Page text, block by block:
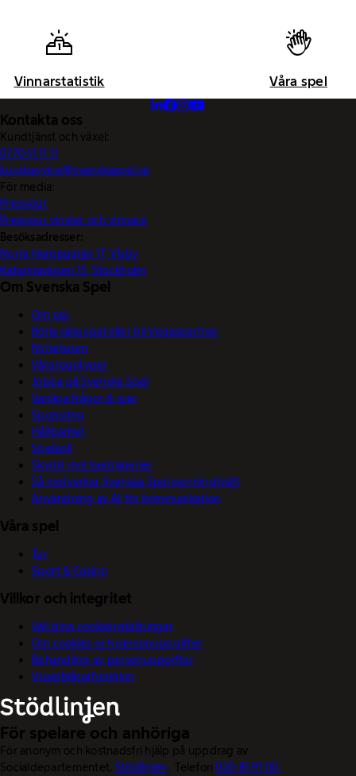
Vinnarstatistik Våra spel
Kontakta oss
Kundtjänst och växel:
0770-11 11 11
kundservice@svenskaspel.se
För media:
Pressjour
Pressjour vinster och vinnare
Besöksadresser:
Norra Hansegatan 17, Visby
Katarinavägen 15, Stockholm
Om Svenska Spel
Om oss
Börja sälja spel eller bli Vegaspartner
Nyhetsrum
Våra logotyper
Jobba på Svenska Spel
Vanliga frågor & svar
Sponsring
Hållbarhet
Spelkoll
Skydd mot bedrägerier
Så motverkar Svenska Spel penningtvätt
Användning av AI för kommunikation
Våra spel
Tur
Sport & Casino
Villkor och integritet
Välj dina cookieinställningar
Om cookies och personuppgifter
Behandling av personuppgifter
Visselblåsarfunktion
För spelare och anhöriga
För anonym och kostnadsfri hjälp på uppdrag av
Socialdepartementet. Stödlinjen. Telefon020-81 91 00.